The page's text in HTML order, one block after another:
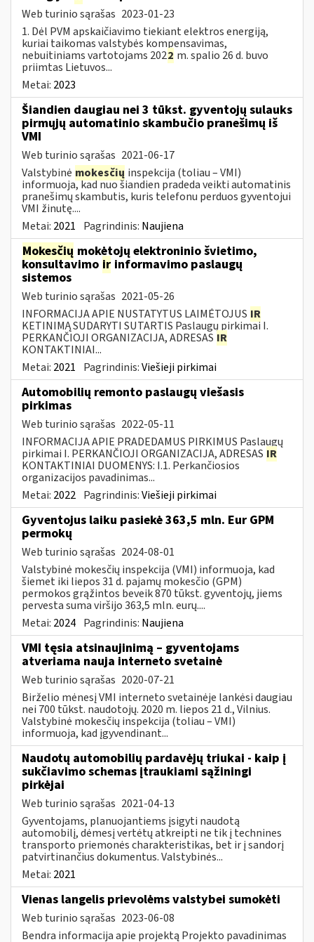
Web turinio sąrašas 2023-01-23
1. Dėl PVM apskaičiavimo tiekiant elektros energiją,
kuriai taikomas valstybės kompensavimas,
nebuitiniams vartotojams 2022 m. spalio 26 d. buvo
priimtas Lietuvos...
Metai: 2023
Šiandien daugiau nei 3 tūkst. gyventojų sulauks
pirmųjų automatinio skambučio pranešimų iš
VMI
Web turinio sąrašas 2021-06-17
Valstybinė mokesčių inspekcija (toliau – VMI)
informuoja, kad nuo šiandien pradeda veikti automatinis
pranešimų skambutis, kuris telefonu perduos gyventojui
VMI žinutę....
Metai: 2021 Pagrindinis: Naujiena
Mokesčių mokėtojų elektroninio švietimo,
konsultavimo ir informavimo paslaugų
sistemos
Web turinio sąrašas 2021-05-26
INFORMACIJA APIE NUSTATYTUS LAIMĖTOJUS IR
KETINIMĄ SUDARYTI SUTARTIS Paslaugų pirkimai I.
PERKANČIOJI ORGANIZACIJA, ADRESAS IR
KONTAKTINIAI...
Metai: 2021 Pagrindinis:Viešieji pirkimai
Automobilių remonto paslaugų viešasis
pirkimas
Web turinio sąrašas 2022-05-11
INFORMACIJA APIE PRADEDAMUS PIRKIMUS Paslaugų
pirkimai I. PERKANČIOJI ORGANIZACIJA, ADRESAS IR
KONTAKTINIAI DUOMENYS: I.1. Perkančiosios
organizacijos pavadinimas...
Metai: 2022 Pagrindinis:Viešieji pirkimai
Gyventojus laiku pasiekė 363,5 mln. Eur GPM
permokų
Web turinio sąrašas 2024-08-01
Valstybinė mokesčių inspekcija (VMI) informuoja, kad
šiemet iki liepos 31 d. pajamų mokesčio (GPM)
permokos grąžintos beveik 870 tūkst. gyventojų, jiems
pervesta suma viršijo 363,5 mln. eurų....
Metai: 2024 Pagrindinis: Naujiena
VMI tęsia atsinaujinimą – gyventojams
atveriama nauja interneto svetainė
Web turinio sąrašas 2020-07-21
Birželio mėnesį VMI interneto svetainėje lankėsi daugiau
nei 700 tūkst. naudotojų. 2020 m. liepos 21 d., Vilnius.
Valstybinė mokesčių inspekcija (toliau – VMI)
informuoja, kad įgyvendinant...
Naudotų automobilių pardavėjų triukai - kaip į
sukčiavimo schemas įtraukiami sąžiningi
pirkėjai
Web turinio sąrašas 2021-04-13
Gyventojams, planuojantiems įsigyti naudotą
automobilį, dėmesį vertėtų atkreipti ne tik į technines
transporto priemonės charakteristikas, bet ir į sandorį
patvirtinančius dokumentus. Valstybinės...
Metai: 2021
Vienas langelis prievolėms valstybei sumokėti
Web turinio sąrašas 2023-06-08
Bendra informacija apie projektą Projekto pavadinimas